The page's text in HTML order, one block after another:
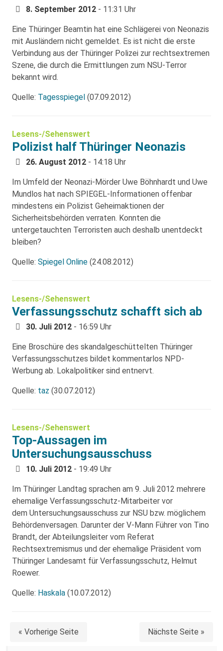
8. September 2012 - 11:31 Uhr
Eine Thüringer Beamtin hat eine Schlägerei von Neonazis
mit Ausländern nicht gemeldet. Es ist nicht die erste
Verbindung aus der Thüringer Polizei zur rechtsextremen
Szene, die durch die Ermittlungen zum NSU-Terror
bekannt wird.
Quelle: Tagesspiegel (07.09.2012)
Lesens-/Sehenswert
Polizist half Thüringer Neonazis
26. August 2012 - 14:18 Uhr
Im Umfeld der Neonazi-Mörder Uwe Böhnhardt und Uwe
Mundlos hat nach SPIEGEL-Informationen offenbar
mindestens ein Polizist Geheimaktionen der
Sicherheitsbehörden verraten. Konnten die
untergetauchten Terroristen auch deshalb unentdeckt
bleiben?
Quelle: Spiegel Online (24.08.2012)
Lesens-/Sehenswert
Verfassungsschutz schafft sich ab
30. Juli 2012 - 16:59 Uhr
Eine Broschüre des skandalgeschüttelten Thüringer
Verfassungsschutzes bildet kommentarlos NPD-
Werbung ab. Lokalpolitiker sind entnervt.
Quelle: taz (30.07.2012)
Lesens-/Sehenswert
Top-Aussagen im
Untersuchungsausschuss
10. Juli 2012 - 19:49 Uhr
Im Thüringer Landtag sprachen am 9. Juli 2012 mehrere
ehemalige Verfassungsschutz-Mitarbeiter vor
dem Untersuchungsausschuss zur NSU bzw. möglichem
Behördenversagen. Darunter der V-Mann Führer von Tino
Brandt, der Abteilungsleiter vom Referat
Rechtsextremismus und der ehemalige Präsident vom
Thüringer Landesamt für Verfassungsschutz, Helmut
Roewer.
Quelle: Haskala (10.07.2012)
« Vorherige Seite Nächste Seite »